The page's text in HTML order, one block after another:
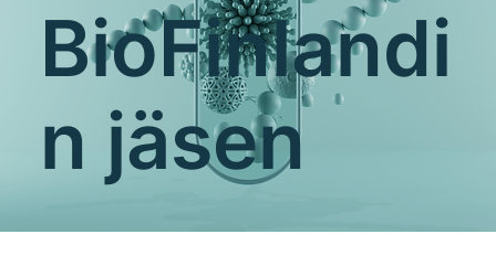
BioFinlandi
n jäsen